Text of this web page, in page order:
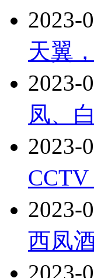
2023-
天翼
2023-
凤、
2023-
2023-
西凤
2023-